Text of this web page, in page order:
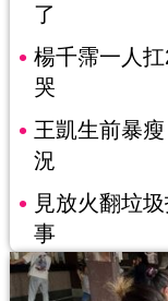
了
楊千霈一人
哭
王凱生前暴
況
見放火翻垃
事